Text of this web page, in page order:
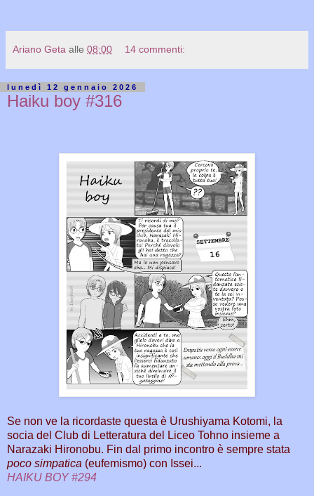
Ariano Geta alle 08:00 14 commenti:
lunedì 12 gennaio 2026
Haiku boy #316
Se non ve la ricordaste questa è Urushiyama Kotomi, la
socia del Club di Letteratura del Liceo Tohno insieme a
Narazaki Hironobu. Fin dal primo incontro è sempre stata
poco simpatica (eufemismo) con Issei...
HAIKU BOY #294